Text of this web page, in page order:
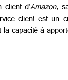
d’Amazon,
client est un
capacité à